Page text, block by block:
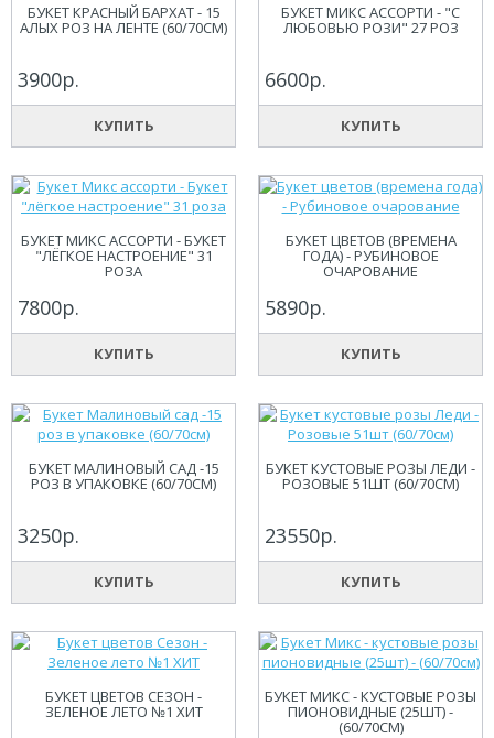
БУКЕТ КРАСНЫЙ БАРХАТ - 15
АЛЫХ РОЗ НА ЛЕНТЕ (60/70СМ)
3900р.
КУПИТЬ
БУКЕТ МИКС АССОРТИ - "С
ЛЮБОВЬЮ РОЗИ" 27 РОЗ
6600р.
КУПИТЬ
БУКЕТ МИКС АССОРТИ - БУКЕТ
"ЛЁГКОЕ НАСТРОЕНИЕ" 31
РОЗА
7800р.
КУПИТЬ
БУКЕТ ЦВЕТОВ (ВРЕМЕНА
ГОДА) - РУБИНОВОЕ
ОЧАРОВАНИЕ
5890р.
КУПИТЬ
БУКЕТ МАЛИНОВЫЙ САД -15
РОЗ В УПАКОВКЕ (60/70СМ)
3250р.
КУПИТЬ
БУКЕТ КУСТОВЫЕ РОЗЫ ЛЕДИ -
РОЗОВЫЕ 51ШТ (60/70СМ)
23550р.
КУПИТЬ
БУКЕТ ЦВЕТОВ СЕЗОН -
ЗЕЛЕНОЕ ЛЕТО №1 ХИТ
БУКЕТ МИКС - КУСТОВЫЕ РОЗЫ
ПИОНОВИДНЫЕ (25ШТ) -
(60/70СМ)